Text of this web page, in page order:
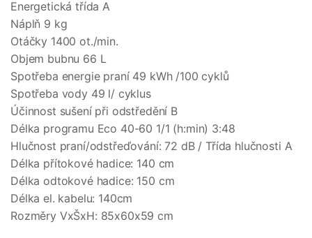
Energetická třída A
Náplň 9 kg
Otáčky 1400 ot./min.
Objem bubnu 66 L
Spotřeba energie praní 49 kWh /100 cyklů
Spotřeba vody 49 l/ cyklus
Účinnost sušení při odstředění B
Délka programu Eco 40-60 1/1 (h:min) 3:48
Hlučnost praní/odstřeďování: 72 dB / Třída hlučnosti A
Délka přítokové hadice: 140 cm
Délka odtokové hadice: 150 cm
Délka el. kabelu: 140cm
Rozměry VxŠxH: 85x60x59 cm